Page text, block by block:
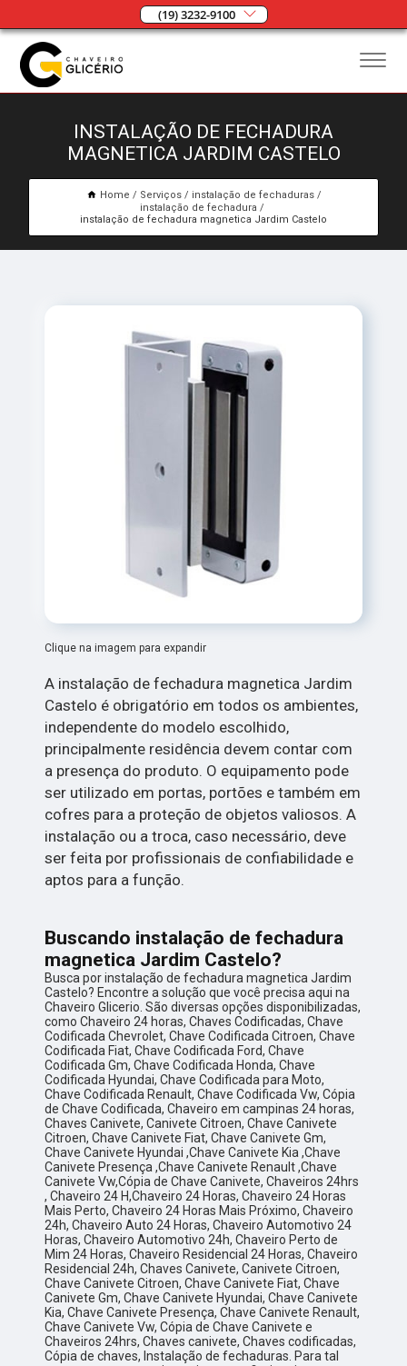
(19) 3232-9100
INSTALAÇÃO DE FECHADURA
MAGNETICA JARDIM CASTELO
Home Serviços
instalação de fechaduras
instalação de fechadura
instalação de fechadura magnetica Jardim Castelo
Clique na imagem para expandir
A instalação de fechadura magnetica Jardim
Castelo é obrigatório em todos os ambientes,
independente do modelo escolhido,
principalmente residência devem contar com
a presença do produto. O equipamento pode
ser utilizado em portas, portões e também em
cofres para a proteção de objetos valiosos. A
instalação ou a troca, caso necessário, deve
ser feita por profissionais de confiabilidade e
aptos para a função.
Buscando instalação de fechadura
magnetica Jardim Castelo?
Busca por instalação de fechadura magnetica Jardim
Castelo? Encontre a solução que você precisa aqui na
Chaveiro Glicerio. São diversas opções disponibilizadas,
como Chaveiro 24 horas, Chaves Codificadas, Chave
Codificada Chevrolet, Chave Codificada Citroen, Chave
Codificada Fiat, Chave Codificada Ford, Chave
Codificada Gm, Chave Codificada Honda, Chave
Codificada Hyundai, Chave Codificada para Moto,
Chave Codificada Renault, Chave Codificada Vw, Cópia
de Chave Codificada, Chaveiro em campinas 24 horas,
Chaves Canivete, Canivete Citroen, Chave Canivete
Citroen, Chave Canivete Fiat, Chave Canivete Gm,
Chave Canivete Hyundai ,Chave Canivete Kia ,Chave
Canivete Presença ,Chave Canivete Renault ,Chave
Canivete Vw,Cópia de Chave Canivete, Chaveiros 24hrs
, Chaveiro 24 H,Chaveiro 24 Horas, Chaveiro 24 Horas
Mais Perto, Chaveiro 24 Horas Mais Próximo, Chaveiro
24h, Chaveiro Auto 24 Horas, Chaveiro Automotivo 24
Horas, Chaveiro Automotivo 24h, Chaveiro Perto de
Mim 24 Horas, Chaveiro Residencial 24 Horas, Chaveiro
Residencial 24h, Chaves Canivete, Canivete Citroen,
Chave Canivete Citroen, Chave Canivete Fiat, Chave
Canivete Gm, Chave Canivete Hyundai, Chave Canivete
Kia, Chave Canivete Presença, Chave Canivete Renault,
Chave Canivete Vw, Cópia de Chave Canivete e
Chaveiros 24hrs, Chaves canivete, Chaves codificadas,
Cópia de chaves, Instalação de fechaduras. Para tal